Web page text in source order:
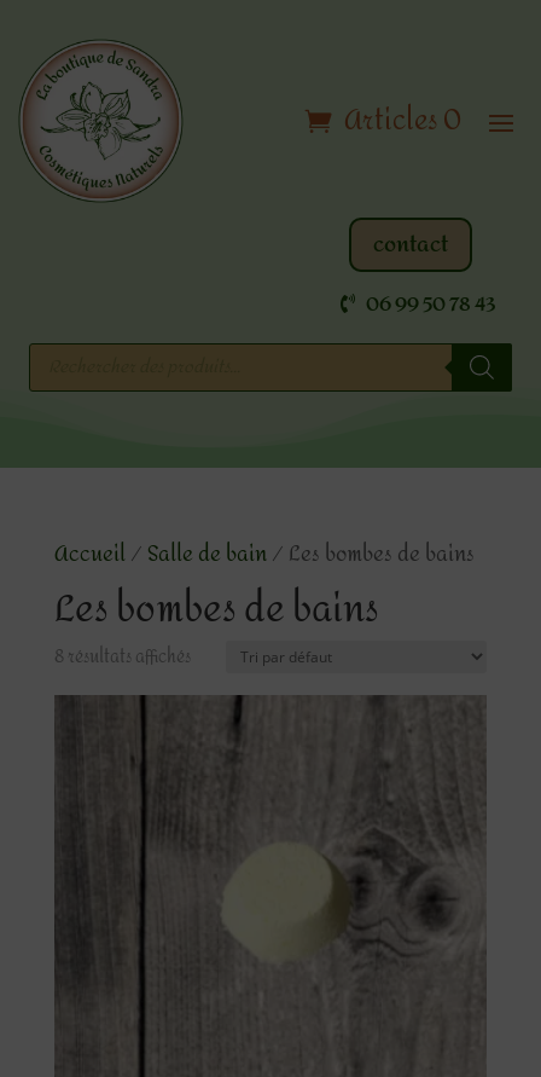
Articles 0
contact
06 99 50 78 43
Recherche
produits
Accueil/Salle de bain/ Les bombes de bains
Les bombes de bains
8 résultats affichés